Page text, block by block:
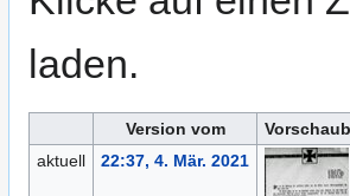
laden.
Version vom
aktuell
22:37, 4. Mär. 2021